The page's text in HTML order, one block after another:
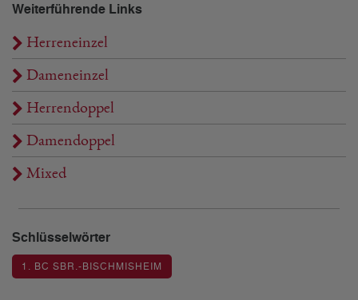
Weiterführende Links
Herreneinzel
Dameneinzel
Herrendoppel
Damendoppel
Mixed
Schlüsselwörter
1. BC SBR.-BISCHMISHEIM